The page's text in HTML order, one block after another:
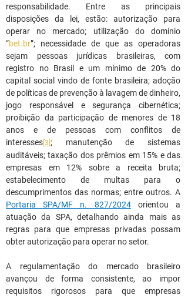
responsabilidade. Entre as principais
disposições da lei, estão: autorização para
operar no mercado; utilização do domínio
“bet.br”; necessidade de que as operadoras
sejam pessoas jurídicas brasileiras, com
registro no Brasil e um mínimo de 20% do
capital social vindo de fonte brasileira; adoção
de políticas de prevenção à lavagem de dinheiro,
jogo responsável e segurança cibernética;
proibição da participação de menores de 18
anos e de pessoas com conflitos de
interesses [3] ; manutenção de sistemas
auditáveis; taxação dos prêmios em 15% e das
empresas em 12% sobre a receita bruta;
estabelecimento de multas para o
Portaria SPA/MF n. 827/2024 orientou a
atuação da SPA, detalhando ainda mais as
regras para que empresas privadas possam
obter autorização para operar no setor.
A regulamentação do mercado brasileiro
avançou de forma consistente, ao impor
requisitos rigorosos para que empresas